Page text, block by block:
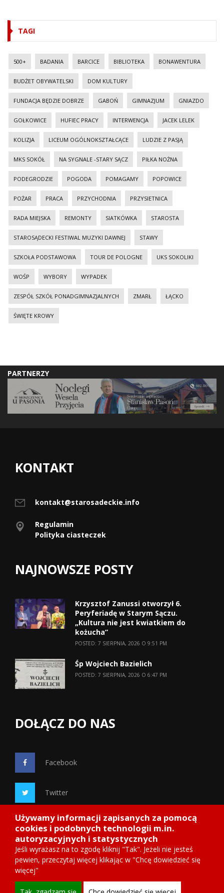
TAGI
500+ BADANIA BARCICE BIBLIOTEKA BONAWENTURA
BUDŻET OBYWATELSKI DOM KULTURY
FUNDACJA BĘDZIE DOBRZE GABOŃ GIMNAZJUM GNIAZDO
GOŁKOWICE HUFIEC PRACY INTERWENCJA JACEK LELEK
KOLIZJA LICEUM OGÓLNOKSZTAŁCĄCE LUDZIE Z PASJĄ
MKS SOKÓŁ NA SYGNALE -STARY SĄCZ PIŁKA NOŻNA
PODEGRODZIE POGODA POMAGAMY POPOWICE
POŻAR PRACA PRZYCHODNIA PRZYSIETNICA
RADA MIEJSKA REMONTY SIATKÓWKA STAROSTA
STAROSĄDECKI FESTIWAL MUZYKI DAWNEJ STAWY
SZKOŁA PODSTAWOWA TOUR DE POLOGNE UKS SOKOLIKI
WOŚP WYBORY WYPADEK
ZESPÓŁ SZKÓŁ PONADGIMNAZJALNYCH ZMARŁ ŁĄCKO
ŚWIĘTE KROWY
PARTNERZY
KONTAKT
kontakt@starosadeckie.info
Regulamin
Polityka ciasteczek
NAJNOWSZE POSTY
Krzysztof Zanussi otworzył 6.
Peryferiadę w Starym Sączu.
„Kultura nie jest kwiatkiem do
kożucha”
POSTED: 7 SIERPNIA, 2026 O 9:51 PM
Śp Wojciech Bazielich
POSTED: 7 SIERPNIA, 2026 O 6:47 PM
DOŁĄCZ DO NAS
Facebook
Twitter
Google+
Copyright 2014Starosadeckie.info, wdrożenie ITnetDESIGN
Używamy informacji zapisanych za pomocą
cookies i podobnych technologii m.in.
autoryzacyjnych i statystycznych
Jeśli wyrażasz na to zgodę kliknij "Tak". Jeżeli nie jesteś
pewien, przeczytaj więcej klikając w "Chcę dowiedzieć się
więcej"